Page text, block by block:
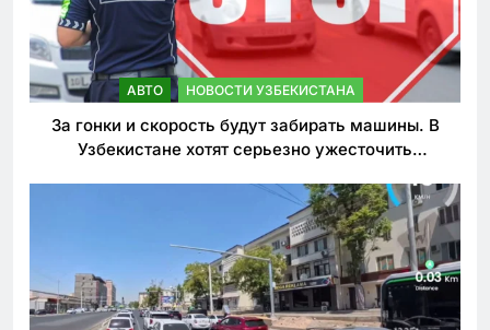
АВТО НОВОСТИ УЗБЕКИСТАНА
За гонки и скорость будут забирать машины. В
Узбекистане хотят серьезно ужесточить